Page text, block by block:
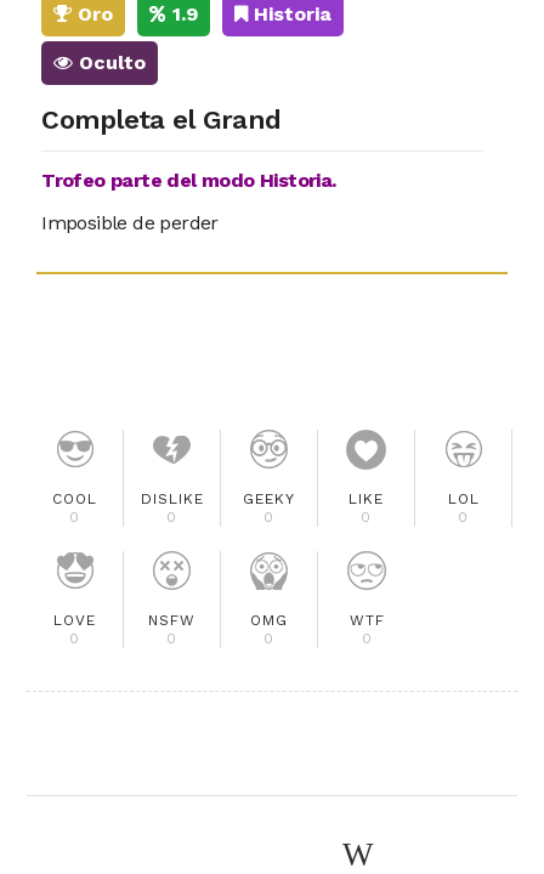
Oro 1.9 Historia
Oculto
Completa el Grand
Trofeo parte del modo Historia.
Imposible de perder
COOL
0
DISLIKE
0
GEEKY
0
LIKE
0
LOL
0
LOVE
0
NSFW
0
OMG
0
WTF
0